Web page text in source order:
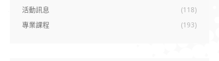
活動訊息
(118)
專業課程
(193)